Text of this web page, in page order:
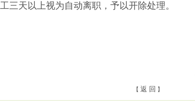
工三天以上视为自动离职，予以开除处理。
【 返 回 】